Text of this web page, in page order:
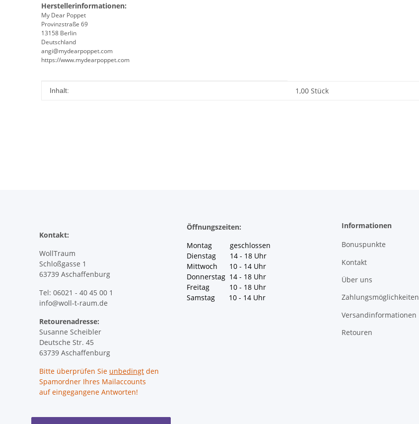
Herstellerinformationen:
My Dear Poppet
Provinzstraße 69
13158 Berlin
Deutschland
angi@mydearpoppet.com
https://www.mydearpoppet.com
Produkteigenschaft
Wert
Inhalt: 1,00 Stück
Kontakt:
WollTraum
Schloßgasse 1
63739 Aschaffenburg
Tel: 06021 - 40 45 00 1
info@woll-t-raum.de
Retourenadresse:
Susanne Scheibler
Deutsche Str. 45
63739 Aschaffenburg
Bitte überprüfen Sie unbedingt den
Spamordner Ihres Mailaccounts
auf eingegangene Antworten!
Öffnungszeiten:
Montag geschlossen
Dienstag 14 - 18 Uhr
Mittwoch 10 - 14 Uhr
Donnerstag 14 - 18 Uhr
Freitag 10 - 18 Uhr
Samstag 10 - 14 Uhr
Informationen
Bonuspunkte
Kontakt
Über uns
Zahlungsmöglichkeiten
Versandinformationen
Retouren